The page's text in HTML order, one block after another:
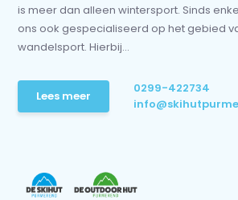
is meer dan alleen wintersport. Sinds
ons ook gespecialiseerd op het gebied
wandelsport. Hierbij...
Lees meer
0299-422734